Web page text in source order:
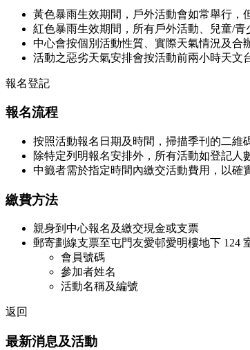
黃色暴雨生效期間，戶外活動會如常舉行，
紅色暴雨生效期間，所有戶外活動、兒童/
中心會按個別活動性質、實際天氣情況及合
活動之惡劣天氣安排會按活動前兩小時天文
報名登記
報名流程
按照活動報名日期及時間，掃描季刊的二維
除特定列明報名安排外，所有活動如登記人
中籤者需於指定時間內繳交活動費用，以確
繳費方法
親身到中心報名及繳交現金或支票
郵寄劃線支票至屯門友愛邨愛明樓地下 124
會員號碼
參加者姓名
活動名稱及編號
返回
最新消息及活動